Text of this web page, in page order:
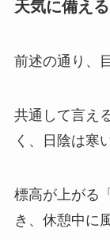
天気に備える
前述の通り、
共通して言え
く、日陰は寒
標高が上がる
き、休憩中に